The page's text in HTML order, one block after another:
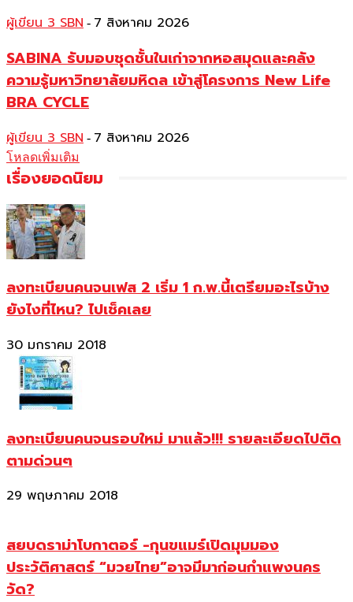
ผู้เขียน 3 SBN - 7 สิงหาคม 2026
SABINA รับมอบชุดชั้นในเก่าจากหอสมุดและคลัง
ความรู้มหาวิทยาลัยมหิดล เข้าสู่โครงการ New Life
BRA CYCLE
ผู้เขียน 3 SBN - 7 สิงหาคม 2026
โหลดเพิ่มเติม
เรื่องยอดนิยม
ลงทะเบียนคนจนเฟส 2 เริ่ม 1 ก.พ.นี้เตรียมอะไรบ้าง
ยังไงที่ไหน? ไปเช็คเลย
30 มกราคม 2018
ลงทะเบียนคนจนรอบใหม่ มาแล้ว!!! รายละเอียดไปติด
ตามด่วนๆ
29 พฤษภาคม 2018
สยบดราม่าโบกาตอร์ -กุนขแมร์เปิดมุมมอง
ประวัติศาสตร์ “มวยไทย”อาจมีมาก่อนกำแพงนคร
วัด?